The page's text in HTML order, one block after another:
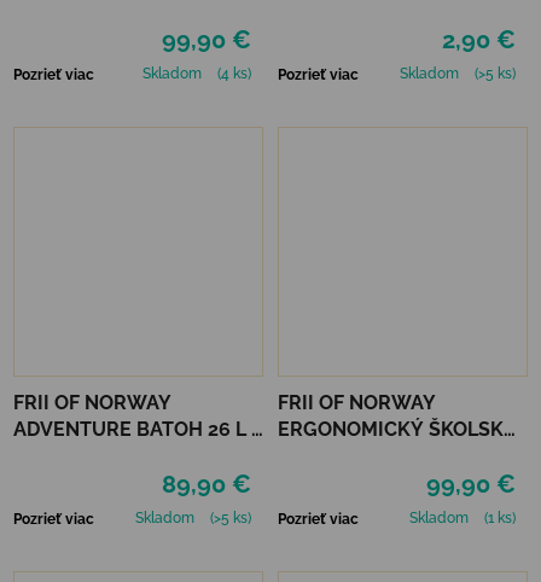
UNICORN PURPLE99,90 €
Pozrieť viac Skladom (4 ks)
2,90 €
Pozrieť viac Skladom (>5 ks)
FRII OF NORWAY
ADVENTURE BATOH 26 L -
89,90 €
Pozrieť viac Skladom (>5 ks)
FRII OF NORWAY
ERGONOMICKÝ ŠKOLSKÝ
99,90 €
Pozrieť viac Skladom (1 ks)